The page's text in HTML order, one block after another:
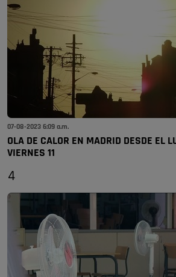
07-08-2023 6:09 a.m.
OLA DE CALOR EN MADRID DESDE EL
VIERNES 11
4